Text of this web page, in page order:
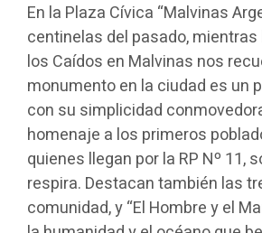
En la Plaza Cívica “Malvinas
centinelas del pasado,
los Caídos en Malvinas nos
monumento en la ciudad es un
con su simplicidad
homenaje a los primeros
quienes llegan por la RP Nº
respira. Destacan también las
comunidad, y “El Hombre y el